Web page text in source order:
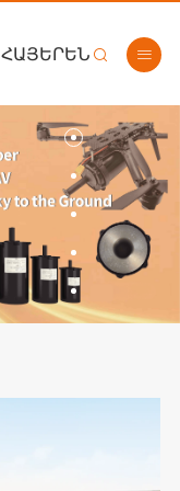
ՀԱՅԵՐԵՆ  